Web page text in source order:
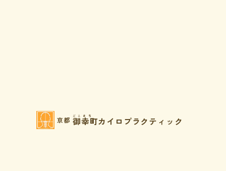
京都 ごこまち
御幸町カイロプラクティック